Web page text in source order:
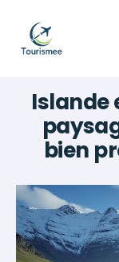
contenu
Islande
bien